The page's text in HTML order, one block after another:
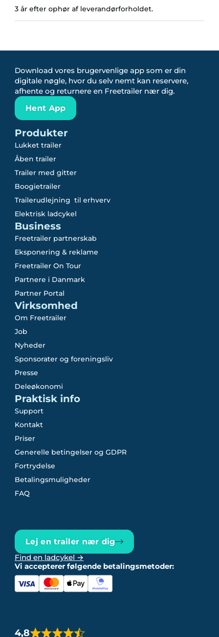
3 år efter ophør af leverandørforholdet.
Download vores brugervenlige app som er din
digitale nøgle, hvor du selv nemt kan reservere,
afhente og returnere en Freetrailer nær dig.
Hent App
Produkter
Lukket trailer
Åben trailer
Trailer med gitter
Boogietrailer
Trailerudlejning til erhverv
Elektrisk ladcykel
Business
Freetrailer partnerskab
Eksponering & reklame
Freetrailer On Tour
Partnere i Danmark
Partner Portal
Virksomhed
Om Freetrailer
Job
Nyheder
Sponsorater og foreningsliv
Presse
Deleøkonomi
Praktisk info
Support
Kontakt
Priser
Generelle betingelser og GDPR
Fortrydelse
Betalingsmuligheder
FAQ
Lej en trailer nær dig
Find en ladcykel →
Vi accepterer følgende betalingsmetoder:
4,8